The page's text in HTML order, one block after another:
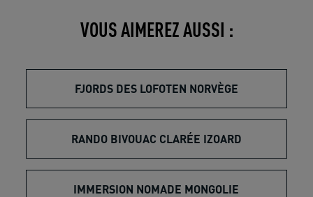
VOUS AIMEREZ AUSSI :
FJORDS DES LOFOTEN NORVÈGE
RANDO BIVOUAC CLARÉE IZOARD
IMMERSION NOMADE MONGOLIE